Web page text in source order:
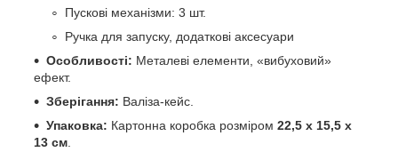
Пускові механізми: 3 шт.
Ручка для запуску, додаткові аксесуари
Особливості: Металеві елементи, «вибуховий»
ефект.
Зберігання: Валіза-кейс.
Упаковка: Картонна коробка розміром 22,5 х 15,5 х
13 см